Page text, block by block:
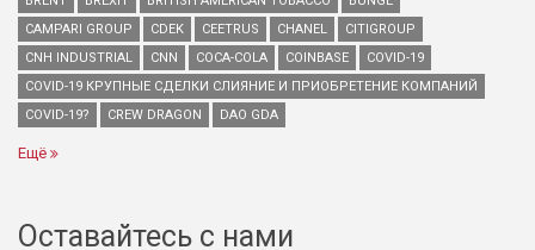
CAMPARI GROUP
CDEK CEETRUS CHANEL
CITIGROUP
CNH INDUSTRIAL
CNN COCA-COLA COINBASE
COVID-19
COVID-19 КРУПНЫЕ СДЕЛКИ СЛИЯНИЕ И ПРИОБРЕТЕНИЕ КОМПАНИЙ
COVID-19?
CREW DRAGON DAO GDA
Ещё
Оставайтесь с нами